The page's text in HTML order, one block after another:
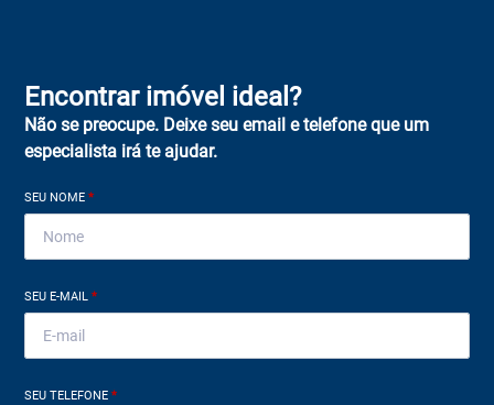
Encontrar imóvel ideal?
Não se preocupe. Deixe seu email e telefone que um
especialista irá te ajudar.
SEU NOME*
SEU E-MAIL*
SEU TELEFONE*